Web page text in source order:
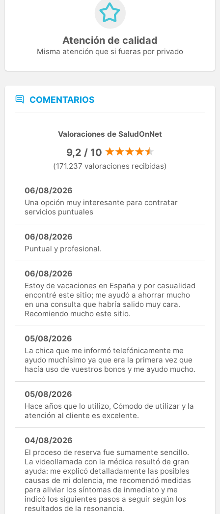
Atención de calidad
Misma atención que si fueras por privado
COMENTARIOS
Valoraciones de SaludOnNet
9,2 / 10
(171.237 valoraciones recibidas)
06/08/2026
Una opción muy interesante para contratar
servicios puntuales
06/08/2026
Puntual y profesional.
06/08/2026
Estoy de vacaciones en España y por casualidad
encontré este sitio; me ayudó a ahorrar mucho
en una consulta que habría salido muy cara.
Recomiendo mucho este sitio.
05/08/2026
La chica que me informó telefónicamente me
ayudo muchísimo ya que era la primera vez que
hacía uso de vuestros bonos y me ayudo mucho.
05/08/2026
Hace años que lo utilizo, Cómodo de utilizar y la
atención al cliente es excelente.
04/08/2026
El proceso de reserva fue sumamente sencillo.
La videollamada con la médica resultó de gran
ayuda: me explicó detalladamente las posibles
causas de mi dolencia, me recomendó medidas
para aliviar los síntomas de inmediato y me
indicó los siguientes pasos a seguir según los
resultados de la resonancia.